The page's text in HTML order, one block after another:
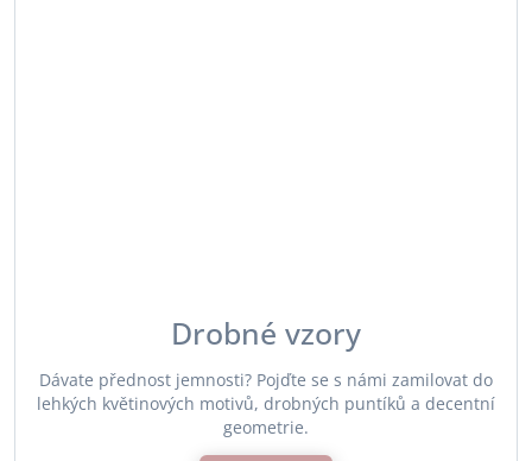
Drobné vzory
Dávate přednost jemnosti? Pojďte se s námi zamilovat do
lehkých květinových motivů, drobných puntíků a decentní
geometrie.